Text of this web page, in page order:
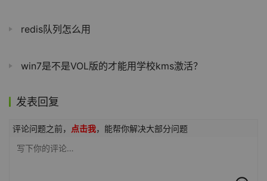
redis队列怎么用
win7是不是VOL版的才能用学校kms激活？
发表回复
评论问题之前， 点击我，能帮你解决大部分问题